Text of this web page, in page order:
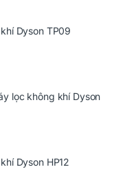
Dyson TP09
lọc không khí Dyson
Dyson HP12